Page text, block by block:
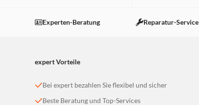
Experten-Beratung Reparatur-Service
expert Vorteile
Bei expert bezahlen Sie flexibel und sicher
Beste Beratung und Top-Services